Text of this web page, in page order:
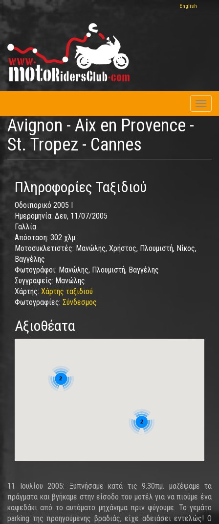
Παράκαμψη
προς
περιεχόμενο
English
Avignon - Aix en Provence -
St. Tropez - Cannes
Πληροφορίες Ταξιδιού
Οδοιπορικό 2005 I
Ημερομηνία: Δευ, 11/07/2005
Γαλλία
Απόσταση: 302 χλμ.
Μοτοσυκλετιστές: Μανώλης, Χρήστος, Πλουμιστή, Νίκος,
Βαγγέλης
Φωτογράφοι: Μανώλης, Πλουμιστή, Βαγγέλης
Συγγραφείς: Μανώλης
Χάρτης: Χάρτης ταξιδιού
Φωτογραφίες: Σύνδεσμος
Αξιοθέατα
2
2
11 Ιουλίου 2005: Ξυπνήσαμε κατά τις 9.30πμ. μαζέψαμε τα
πράγματα και βγήκαμε στην είσοδο του μοτέλ για να πιούμε ένα
καφεδάκι από το αυτόματο μηχάνημα πριν φύγουμε. Το γεμάτο
parking της προηγούμενης βραδιάς, είχε αδειάσει εντελώς! Ο